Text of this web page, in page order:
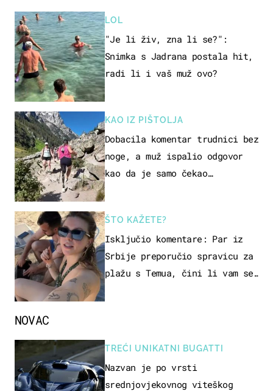
LOL
"Je li živ, zna li se?":
Snimka s Jadrana postala hit,
radi li i vaš muž ovo?
KAO IZ PIŠTOLJA
Dobacila komentar trudnici bez
noge, a muž ispalio odgovor
kao da je samo čekao…
ŠTO KAŽETE?
Isključio komentare: Par iz
Srbije preporučio spravicu za
plažu s Temua, čini li vam se
NOVAC
TREĆI UNIKATNI BUGATTI
Nazvan je po vrsti
srednjovjekovnog viteškog